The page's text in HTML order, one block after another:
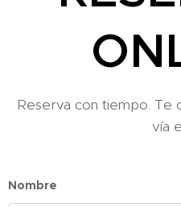
Reserva con tiempo. Te
vía
Nombre